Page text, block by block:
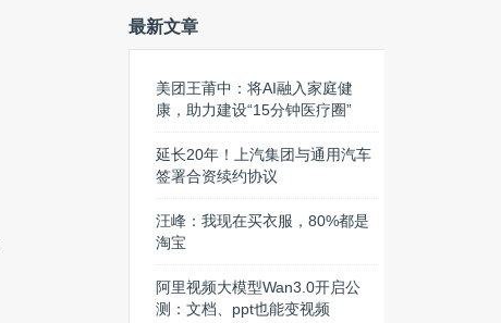
最新文章
美团王莆中：将AI融入家庭健
康，助力建设“15分钟医疗圈”
延长20年！上汽集团与通用汽车
签署合资续约协议
汪峰：我现在买衣服，80%都是
淘宝
阿里视频大模型Wan3.0开启公
测：文档、ppt也能变视频